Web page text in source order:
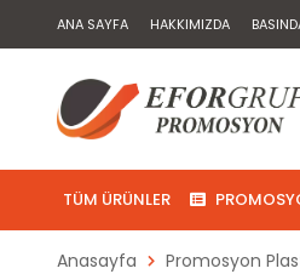
ANA SAYFA HAKKIMIZDA
TÜM ÜRÜNLER
Anasayfa Promosyon